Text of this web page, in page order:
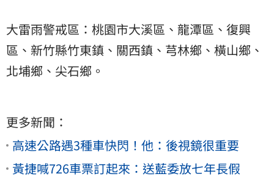
大雷雨警戒區：桃園市大溪區、龍潭區、復興
區、新竹縣竹東鎮、關西鎮、芎林鄉、橫山鄉、
北埔鄉、尖石鄉。
更多新聞：
高速公路遇3種車快閃！他：後視鏡很重要
黃捷喊726車票訂起來：送藍委放七年長假